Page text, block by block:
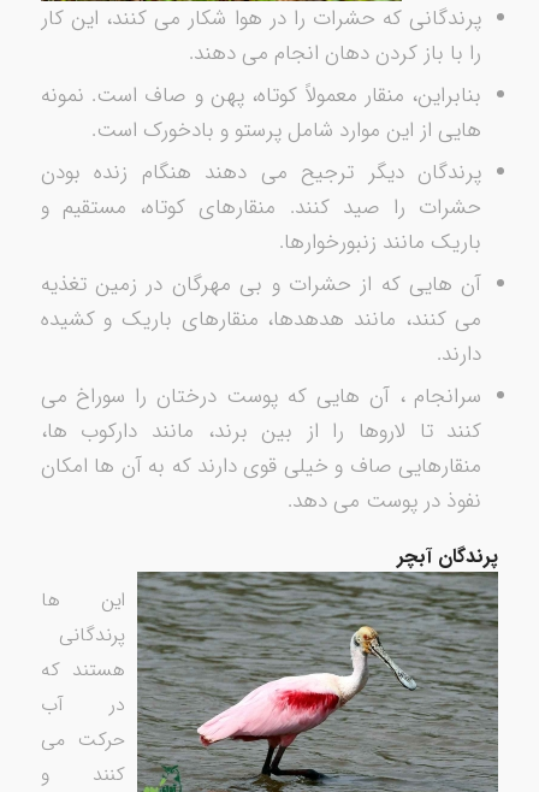
پرندگانی که حشرات را در هوا شکار می کنند، این کار
را با باز کردن دهان انجام می دهند.
بنابراین، منقار معمولاً کوتاه، پهن و صاف است. نمونه
هایی از این موارد شامل پرستو و بادخورک است.
پرندگان دیگر ترجیح می دهند هنگام زنده بودن
حشرات را صید کنند. منقارهای کوتاه، مستقیم و
باریک مانند زنبورخوارها.
آن هایی که از حشرات و بی مهرگان در زمین تغذیه
می کنند، مانند هدهدها، منقارهای باریک و کشیده
دارند.
سرانجام ، آن هایی که پوست درختان را سوراخ می
کنند تا لاروها را از بین برند، مانند دارکوب ها،
منقارهایی صاف و خیلی قوی دارند که به آن ها امکان
نفوذ در پوست می دهد.
پرندگان آبچر
این ها
پرندگانی
هستند که
در آب
حرکت می
کنند و